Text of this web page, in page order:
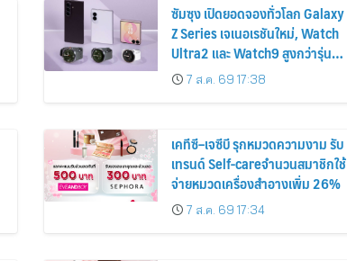
ซัมซุง เปิดยอดจองทั่วโลก Galaxy
Z Series เจเนอเรชันใหม่, Watch
Ultra2 และ Watch9 สูงกว่ารุ่น
ก่อนหน้ากว่า 30%
7 ส.ค. 69 17:38
เคทีซี–เจซีบี รุกหมวดความงาม รับ
เทรนด์ Self-careจำนวนสมาชิกใช้
จ่ายหมวดเครื่องสำอางเพิ่ม 26%
7 ส.ค. 69 17:34